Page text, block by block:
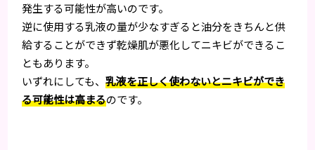
発生する可能性が高いのです。
逆に使用する乳液の量が少なすぎると油分をきちんと供
給することができず乾燥肌が悪化してニキビができるこ
ともあります。
いずれにしても、乳液を正しく使わないとニキビができ
る可能性は高まるのです。